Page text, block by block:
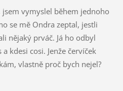
jsem vymyslel během jednoho
se mě Ondra zeptal, jestli
nějaký prváč. Já ho odbyl
kdesi cosi. Jenže červíček
vlastně proč bych nejel?